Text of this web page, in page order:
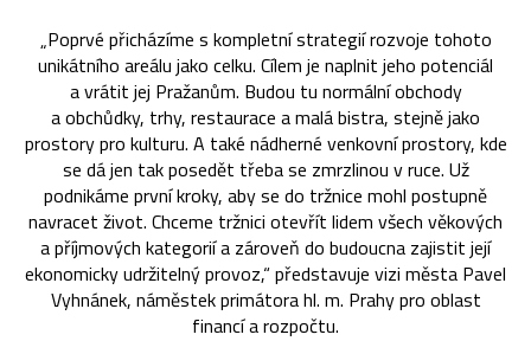
„Poprvé přicházíme s kompletní strategií rozvoje tohoto
unikátního areálu jako celku. Cílem je naplnit jeho potenciál
a vrátit jej Pražanům. Budou tu normální obchody
a obchůdky, trhy, restaurace a malá bistra, stejně jako
prostory pro kulturu. A také nádherné venkovní prostory, kde
se dá jen tak posedět třeba se zmrzlinou v ruce. Už
podnikáme první kroky, aby se do tržnice mohl postupně
navracet život. Chceme tržnici otevřít lidem všech věkových
a příjmových kategorií a zároveň do budoucna zajistit její
ekonomicky udržitelný provoz,“ představuje vizi města Pavel
Vyhnánek, náměstek primátora hl. m. Prahy pro oblast
financí a rozpočtu.